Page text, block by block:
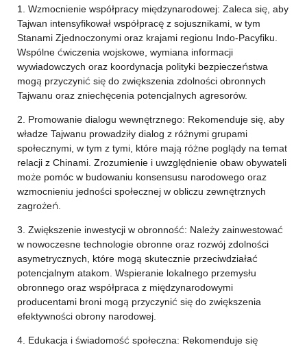
1. Wzmocnienie współpracy międzynarodowej: Zaleca się, aby
Tajwan intensyfikował współpracę z sojusznikami, w tym
Stanami Zjednoczonymi oraz krajami regionu Indo-Pacyfiku.
Wspólne ćwiczenia wojskowe, wymiana informacji
wywiadowczych oraz koordynacja polityki bezpieczeństwa
mogą przyczynić się do zwiększenia zdolności obronnych
Tajwanu oraz zniechęcenia potencjalnych agresorów.
2. Promowanie dialogu wewnętrznego: Rekomenduje się, aby
władze Tajwanu prowadziły dialog z różnymi grupami
społecznymi, w tym z tymi, które mają różne poglądy na temat
relacji z Chinami. Zrozumienie i uwzględnienie obaw obywateli
może pomóc w budowaniu konsensusu narodowego oraz
wzmocnieniu jedności społecznej w obliczu zewnętrznych
zagrożeń.
3. Zwiększenie inwestycji w obronność: Należy zainwestować
w nowoczesne technologie obronne oraz rozwój zdolności
asymetrycznych, które mogą skutecznie przeciwdziałać
potencjalnym atakom. Wspieranie lokalnego przemysłu
obronnego oraz współpraca z międzynarodowymi
producentami broni mogą przyczynić się do zwiększenia
efektywności obrony narodowej.
4. Edukacja i świadomość społeczna: Rekomenduje się